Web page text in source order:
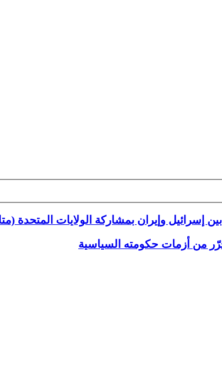
إسرائيل وإيران بمشاركة الولايات المتحدة
من أزمات حكومته السياسية